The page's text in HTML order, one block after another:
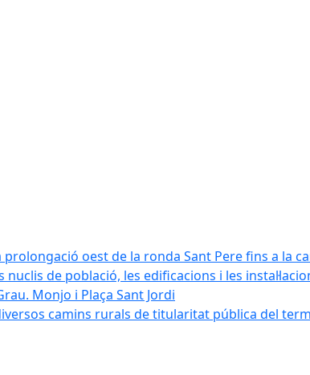
oest de la ronda Sant Pere fins a la
de població, les edificacions i les
Monjo i Plaça Sant Jordi
camins rurals de titularitat pública del